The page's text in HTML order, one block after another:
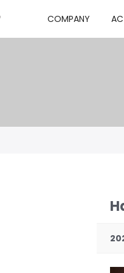
COMPANY